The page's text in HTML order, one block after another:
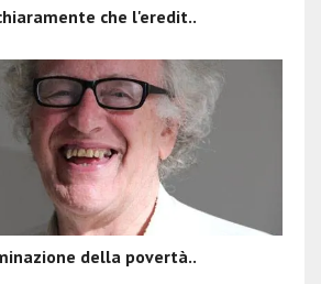
che l'eredit..
della povertà..